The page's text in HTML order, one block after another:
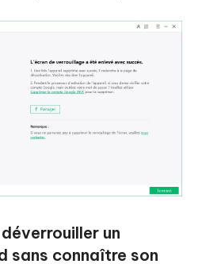
un
sans connaître son